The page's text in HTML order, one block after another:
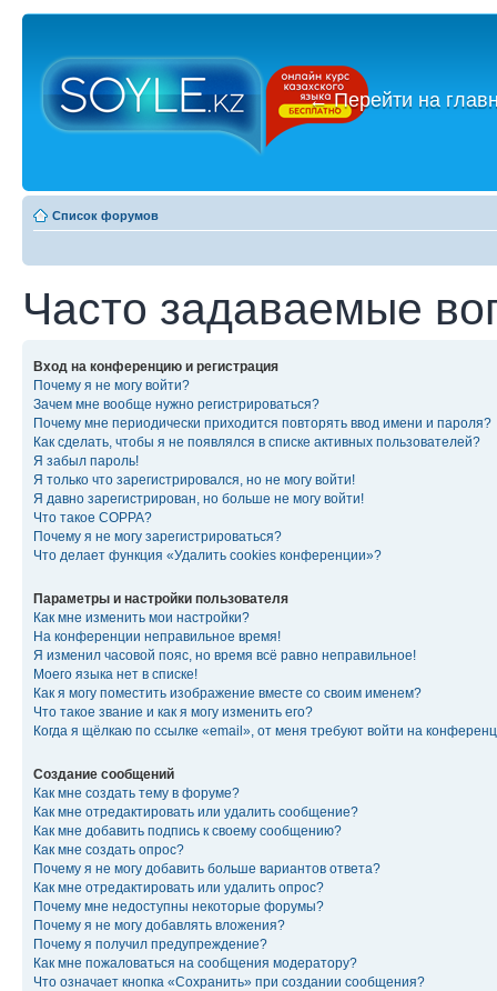
←Перейти на
Список форумов
Часто задаваемые
Вход на конференцию и регистрация
Почему я не могу войти?
Зачем мне вообще нужно регистрироваться?
Почему мне периодически приходится повторять ввод имени и пароля?
Как сделать, чтобы я не появлялся в списке активных пользователей?
Я забыл пароль!
Я только что зарегистрировался, но не могу войти!
Я давно зарегистрирован, но больше не могу войти!
Что такое COPPA?
Почему я не могу зарегистрироваться?
Что делает функция «Удалить cookies конференции»?
Параметры и настройки пользователя
Как мне изменить мои настройки?
На конференции неправильное время!
Я изменил часовой пояс, но время всё равно неправильное!
Моего языка нет в списке!
Как я могу поместить изображение вместе со своим именем?
Что такое звание и как я могу изменить его?
Когда я щёлкаю по ссылке «email», от меня требуют войти на
Создание сообщений
Как мне создать тему в форуме?
Как мне отредактировать или удалить сообщение?
Как мне добавить подпись к своему сообщению?
Как мне создать опрос?
Почему я не могу добавить больше вариантов ответа?
Как мне отредактировать или удалить опрос?
Почему мне недоступны некоторые форумы?
Почему я не могу добавлять вложения?
Почему я получил предупреждение?
Как мне пожаловаться на сообщения модератору?
Что означает кнопка «Сохранить» при создании сообщения?